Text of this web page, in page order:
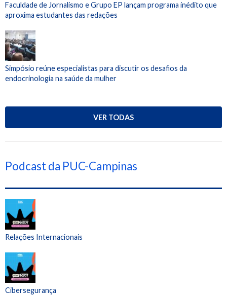
Faculdade de Jornalismo e Grupo EP lançam programa inédito que
aproxima estudantes das redações
Simpósio reúne especialistas para discutir os desafios da
endocrinologia na saúde da mulher
VER TODAS
Podcast da PUC-Campinas
Relações Internacionais
Cibersegurança